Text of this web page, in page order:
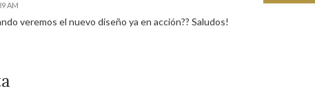
AM
veremos el nuevo diseño ya en acción?? Saludos!